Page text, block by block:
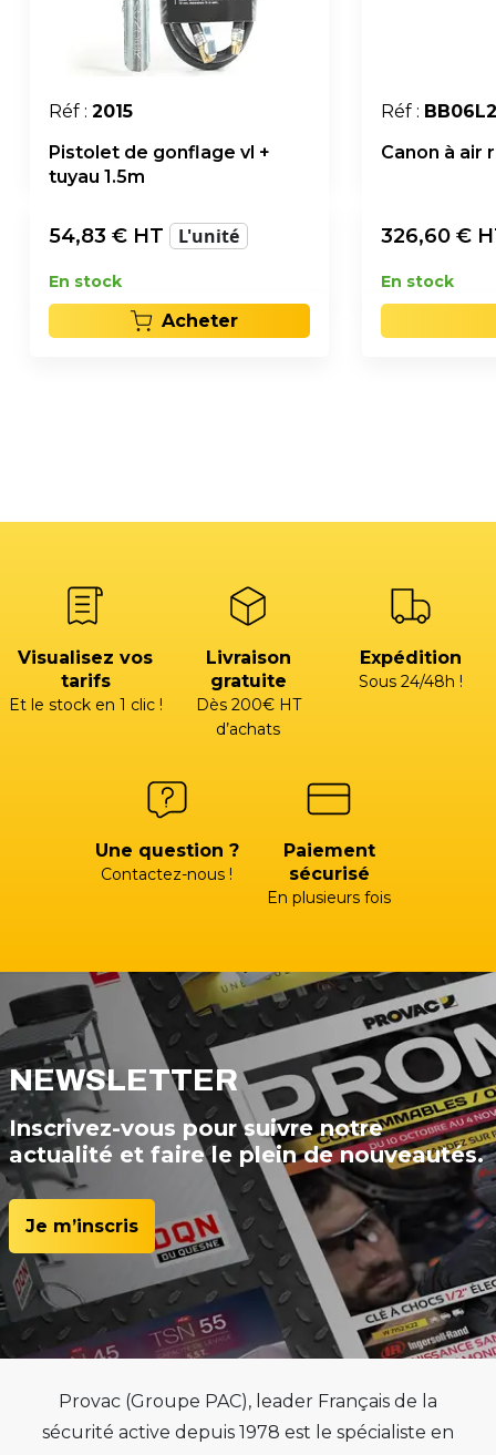
Réf : 2015
Pistolet de gonflage vl +
tuyau 1.5m
54,83 € HT L'unité
En stock
Acheter
Réf : BB06L2
Canon à air
326,60 €
En stock
Visualisez vos
tarifs
Et le stock en 1 clic !
Livraison
gratuite
Dès 200€ HT
d’achats
Expédition
Sous 24/48h !
Une question ?
Contactez-nous !
Paiement
sécurisé
En plusieurs fois
NEWSLETTER
Inscrivez-vous pour suivre notre
actualité et faire le plein de nouveautés.
Je m’inscris
Provac (Groupe PAC), leader Français de la
sécurité active depuis 1978 est le spécialiste en